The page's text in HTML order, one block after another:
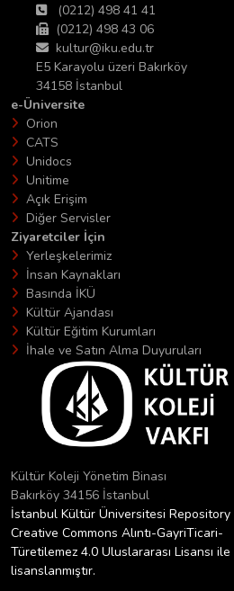
(0212) 498 41 41
(0212) 498 43 06
kultur@iku.edu.tr
E5 Karayolu üzeri Bakırköy
34158 İstanbul
e-Üniversite
Orion
CATS
Unidocs
Unitime
Açık Erişim
Diğer Servisler
Ziyaretciler İçin
Yerleşkelerimiz
İnsan Kaynakları
Basında İKÜ
Kültür Ajandası
Kültür Eğitim Kurumları
İhale ve Satın Alma Duyuruları
Kültür Koleji Yönetim Binası
Bakırköy 34156 İstanbul
İstanbul Kültür Üniversitesi Repository
Creative Commons Alıntı-GayriTicari-
Türetilemez 4.0 Uluslararası Lisansı ile
lisanslanmıştır.